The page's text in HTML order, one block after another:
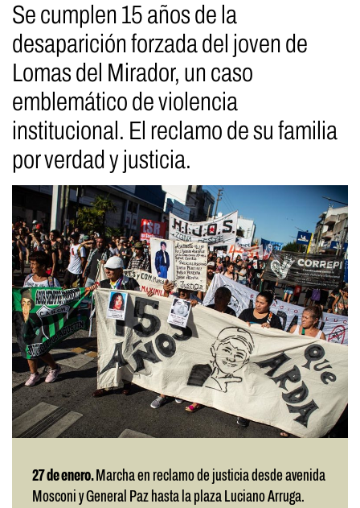
Se cumplen 15 años de la
desaparición forzada del joven de
Lomas del Mirador, un caso
emblemático de violencia
institucional. El reclamo de su familia
por verdad y justicia.
27 de enero. Marcha en reclamo de justicia desde avenida
Mosconi y General Paz hasta la plaza Luciano Arruga.